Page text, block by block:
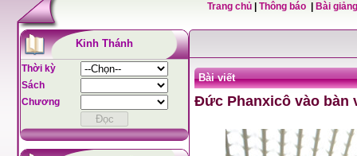
Trang chủ Thông báo Bài
Kinh Thánh
Thời kỳ
Sách
Chương
Bài viết
Đức Phanxicô vào